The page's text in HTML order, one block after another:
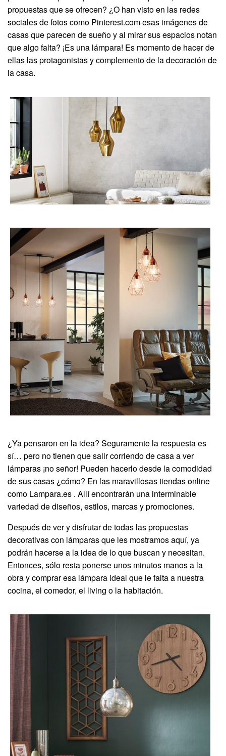
propuestas que se ofrecen? ¿O han visto en las redes
sociales de fotos como Pinterest.com esas imágenes de
casas que parecen de sueño y al mirar sus espacios notan
que algo falta? ¡Es una lámpara! Es momento de hacer de
ellas las protagonistas y complemento de la decoración de
la casa.
¿Ya pensaron en la idea? Seguramente la respuesta es
sí… pero no tienen que salir corriendo de casa a ver
lámparas ¡no señor! Pueden hacerlo desde la comodidad
de sus casas ¿cómo? En las maravillosas tiendas online
como Lampara.es . Allí encontrarán una interminable
variedad de diseños, estilos, marcas y promociones.
Después de ver y disfrutar de todas las propuestas
decorativas con lámparas que les mostramos aquí, ya
podrán hacerse a la idea de lo que buscan y necesitan.
Entonces, sólo resta ponerse unos minutos manos a la
obra y comprar esa lámpara ideal que le falta a nuestra
cocina, el comedor, el living o la habitación.